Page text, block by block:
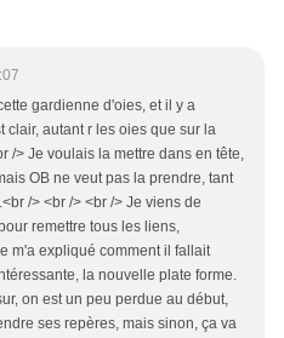
gardienne d'oies, et il y a
clair, autant r les oies que sur la
/> Je voulais la mettre dans en tête,
OB ne veut pas la prendre, tant
/> <br /> <br /> Je viens de
remettre tous les liens,
m'a expliqué comment il fallait
la nouvelle plate forme.
on est un peu perdue au début,
ses repères, mais sinon, ça va